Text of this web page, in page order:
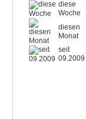
diese
Woche
diesen
Monat
seit
09.2009